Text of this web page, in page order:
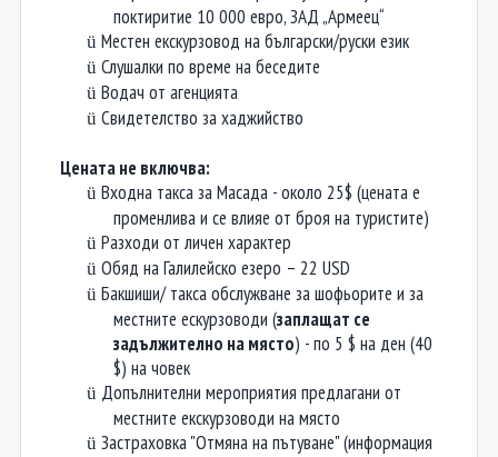
поктиритие 10 000 евро, ЗАД „Армеец“
ü Местен екскурзовод на български/руски език
ü Слушалки по време на беседите
ü Водач от агенцията
ü Свидетелство за хаджийство
Цената не включва:
ü Входна такса за Масада - около 25$ (цената е
променлива и се влияе от броя на туристите)
ü Разходи от личен характер
ü Обяд на Галилейско езеро – 22 USD
ü Бакшиши/ такса обслужване за шофьорите и за
местните ескурзоводи (заплащат се
задължително на място) - по 5 $ на ден (40
$) на човек
ü Допълнителни мероприятия предлагани от
местните екскурзоводи на място
ü Застраховка "Отмяна на пътуване" (информация